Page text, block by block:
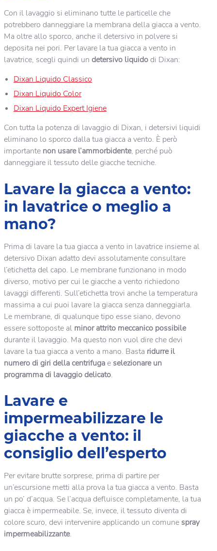
Con il lavaggio si eliminano tutte le particelle che
potrebbero danneggiare la membrana della giacca a vento.
Ma oltre allo sporco, anche il detersivo in polvere si
deposita nei pori. Per lavare la tua giacca a vento in
lavatrice, scegli quindi un detersivo liquido di Dixan:
Dixan Liquido Classico
Dixan Liquido Color
Dixan Liquido Expert Igiene
Con tutta la potenza di lavaggio di Dixan, i detersivi liquidi
eliminano lo sporco dalla tua giacca a vento. È però
importante non usare l’ammorbidente, perché può
danneggiare il tessuto delle giacche tecniche.
Lavare la giacca a vento:
in lavatrice o meglio a
mano?
Prima di lavare la tua giacca a vento in lavatrice insieme al
detersivo Dixan adatto devi assolutamente consultare
l’etichetta del capo. Le membrane funzionano in modo
diverso, motivo per cui le giacche a vento richiedono
lavaggi differenti. Sull’etichetta trovi anche la temperatura
massima a cui puoi lavare la giacca senza danneggiarla.
Le membrane, di qualunque tipo esse siano, devono
essere sottoposte al minor attrito meccanico possibile
durante il lavaggio. Ma questo non vuol dire che devi
lavare la tua giacca a vento a mano. Basta ridurre il
numero di giri della centrifugae selezionare un
programma di lavaggio delicato.
Lavare e
impermeabilizzare le
giacche a vento: il
consiglio dell’esperto
Per evitare brutte sorprese, prima di partire per
un’escursione metti alla prova la tua giacca a vento. Basta
un po’ d’acqua. Se l’acqua defluisce completamente, la tua
giacca è impermeabile. Se, invece, il tessuto diventa di
colore scuro, devi intervenire applicando un comune spray
impermeabilizzante.